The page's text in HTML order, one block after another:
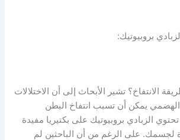
بروبيوتيك:
الانتفاخ؟ تشير الأبحاث إلى أن الاختلالات
الهضمي يمكن أن تسبب انتفاخ البطن
الزبادي بروبيوتيك على بكتيريا مفيدة
لجسمك. على الرغم من أن الباحثين لم